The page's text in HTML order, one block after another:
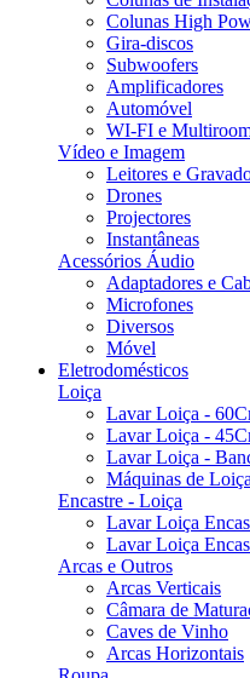
Colunas High
Gira-discos
Subwoofers
Amplificadores
Automóvel
WI-FI e
Vídeo e Imagem
Leitores e
Drones
Projectores
Instantâneas
Acessórios Áudio
Adaptadores e
Microfones
Diversos
Móvel
Eletrodomésticos
Loiça
Lavar Loiça -
Lavar Loiça -
Lavar Loiça -
Máquinas de Loiça
Encastre - Loiça
Lavar Loiça
Lavar Loiça
Arcas e Outros
Arcas Verticais
Câmara de
Caves de Vinho
Arcas Horizontais